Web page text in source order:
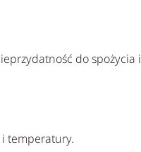
do spożycia i
i temperatury.